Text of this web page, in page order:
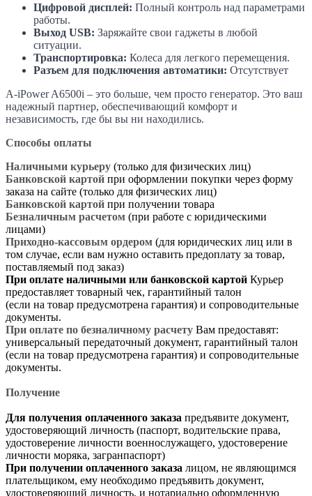
Цифровой дисплей: Полный контроль над параметрами
работы.
Выход USB: Заряжайте свои гаджеты в любой
ситуации.
Транспортировка: Колеса для легкого перемещения.
Разъем для подключения автоматики: Отсутствует
A-iPower A6500i – это больше, чем просто генератор. Это ваш
надежный партнер, обеспечивающий комфорт и
независимость, где бы вы ни находились.
Способы оплаты
Наличными курьеру (только для физических лиц)
Банковской картой при оформлении покупки через форму
заказа на сайте (только для физических лиц)
Банковской картой при получении товара
Безналичным расчетом (при работе с юридическими
лицами)
Приходно-кассовым ордером (для юридических лиц или в
том случае, если вам нужно оставить предоплату за товар,
поставляемый под заказ)
При оплате наличными или банковской картой Курьер
предоставляет товарный чек, гарантийный талон
(если на товар предусмотрена гарантия) и сопроводительные
документы.
При оплате по безналичному расчету Вам предоставят:
универсальный передаточный документ, гарантийный талон
(если на товар предусмотрена гарантия) и сопроводительные
документы.
Получение
Для получения оплаченного заказа предъявите документ,
удостоверяющий личность (паспорт, водительские права,
удостоверение личности военнослужащего, удостоверение
личности моряка, загранпаспорт)
При получении оплаченного заказа лицом, не являющимся
плательщиком, ему необходимо предъявить документ,
удостоверяющий личность, и нотариально оформленную